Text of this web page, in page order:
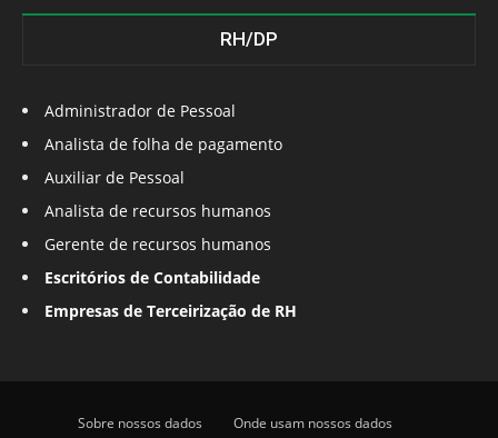
RH/DP
Administrador de Pessoal
Analista de folha de pagamento
Auxiliar de Pessoal
Analista de recursos humanos
Gerente de recursos humanos
Escritórios de Contabilidade
Empresas de Terceirização de RH
Sobre nossos dados Onde usam nossos dados